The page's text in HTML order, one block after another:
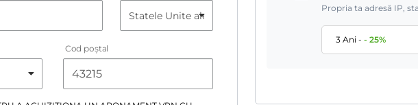
Cod poştal
Propria ta adresă IP,
3 Ani--25%